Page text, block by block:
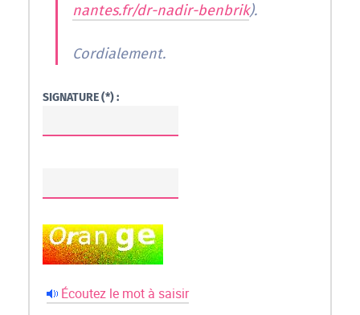
nantes.fr/dr-nadir-benbrik).
Cordialement.
SIGNATURE (*) :
Écoutez le mot à saisir